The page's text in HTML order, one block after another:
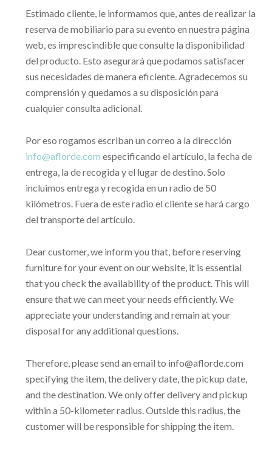
Estimado cliente, le informamos que, antes de realizar la
reserva de mobiliario para su evento en nuestra página
web, es imprescindible que consulte la disponibilidad
del producto. Esto asegurará que podamos satisfacer
sus necesidades de manera eficiente. Agradecemos su
comprensión y quedamos a su disposición para
cualquier consulta adicional.
Por eso rogamos escriban un correo a la dirección
info@aflorde.com especificando el artículo, la fecha de
entrega, la de recogida y el lugar de destino. Solo
incluimos entrega y recogida en un radio de 50
kilómetros. Fuera de este radio el cliente se hará cargo
del transporte del artículo.
Dear customer, we inform you that, before reserving
furniture for your event on our website, it is essential
that you check the availability of the product. This will
ensure that we can meet your needs efficiently. We
appreciate your understanding and remain at your
disposal for any additional questions.
Therefore, please send an email to info@aflorde.com
specifying the item, the delivery date, the pickup date,
and the destination. We only offer delivery and pickup
within a 50-kilometer radius. Outside this radius, the
customer will be responsible for shipping the item.